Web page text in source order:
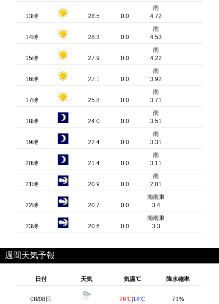
13時 28.5 0.0
南
4.72
14時 28.3 0.0
南
4.53
15時 27.9 0.0
南
4.22
16時 27.1 0.0
南
3.92
17時 25.8 0.0
南
3.71
18時 24.0 0.0
南
3.51
19時 22.4 0.0
南
3.31
20時 21.4 0.0
南
3.11
21時 20.9 0.0
南
2.81
22時 20.7 0.0
南南東
3.4
23時 20.6 0.0
南南東
3.3
週間天気予報
日付 天気 気温℃ 降水確率
08/08日 26℃ 18℃ 71%